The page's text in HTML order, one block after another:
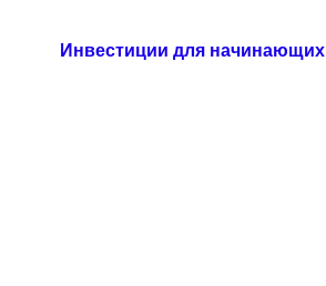
Инвестиции для начинающих